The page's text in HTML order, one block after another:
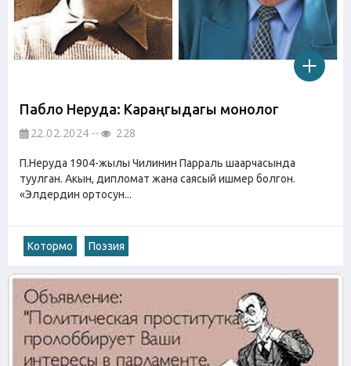
Пабло Неруда: Караңгыдагы монолог
22.02.2024 228
П.Неруда 1904-жылы Чилинин Парраль шаарчасында
туулган. Акын, дипломат жана саясый ишмер болгон.
«Элдердин ортосун...
Котормо Поэзия